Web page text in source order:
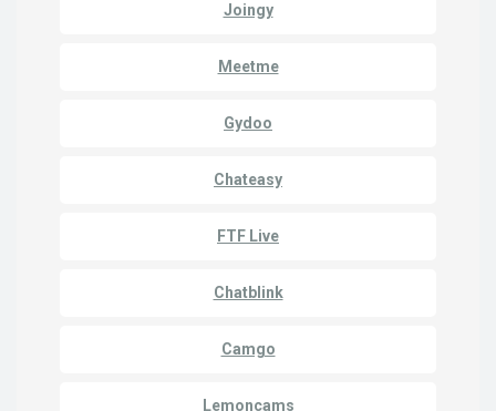
Joingy
Meetme
Gydoo
Chateasy
FTF Live
Chatblink
Camgo
Lemoncams